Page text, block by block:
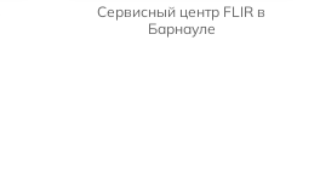
Сервисный центр FLIR в
Барнауле